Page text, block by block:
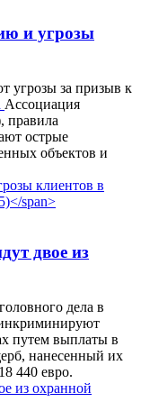
и угрозы
угрозы за призыв к
Ассоциация
правила
острые
объектов и
двое из
дела в
путем выплаты в
нанесенный их
440 евро.